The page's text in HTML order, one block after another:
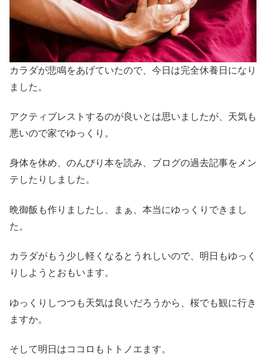
カラダが悲鳴をあげていたので、今日は完全休養日になり
ました。
アクティブレストするのが良いとは思いましたが、天気も
悪いので家でゆっくり。
身体を休め、のんびり本を読み、ブログの過去記事をメン
テしたりしました。
晩御飯も作りましたし、まぁ、本当にゆっくりできまし
た。
カラダがもう少し軽くなるとうれしいので、明日もゆっく
りしようとおもいます。
ゆっくりしつつも天気は良いだろうから、桜でも観に行き
ますか。
そして明日はココロもトトノエます。